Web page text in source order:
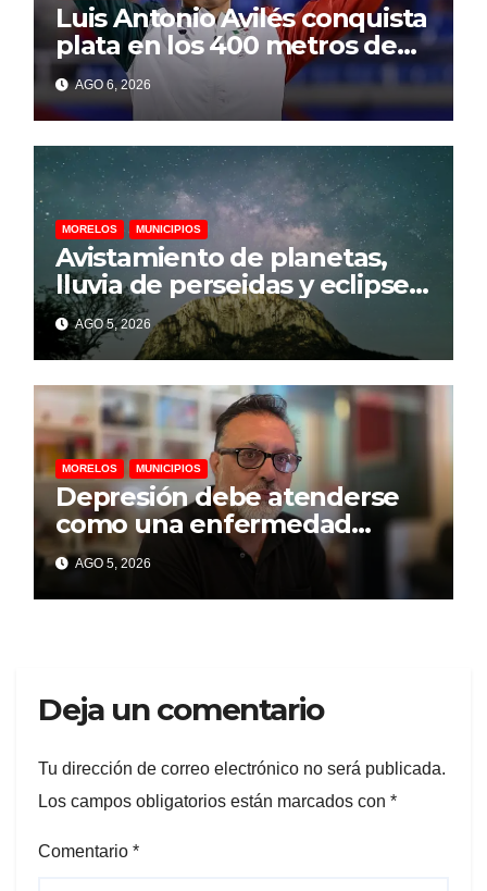
Luis Antonio Avilés conquista
plata en los 400 metros de
los Juegos
Centroamericanos y del
Caribe 2026
AGO 6, 2026
MORELOS MUNICIPIOS
Avistamiento de planetas,
lluvia de perseidas y eclipse
parcial llegarán a
Chalcatzingo en agosto
AGO 5, 2026
MORELOS MUNICIPIOS
Depresión debe atenderse
como una enfermedad
mental para prevenir el
suicidio: psicólogo
AGO 5, 2026
Deja un comentario
Tu dirección de correo electrónico no será publicada.
Los campos obligatorios están marcados con *
Comentario *